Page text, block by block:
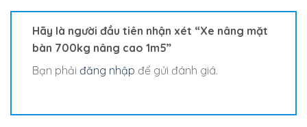
Hãy là người đầu tiên nhận xét “Xe nâng mặt
bàn 700kg nâng cao 1m5”
Bạn phải đăng nhập để gửi đánh giá.